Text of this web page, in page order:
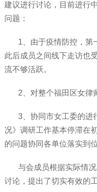
建议进行讨论，目前进行
问题：
1、由于疫情防控，第
此后成员之间线下走访也
流不够活跃。
2、对整个福田区女律
3、协同市女工委的进
况》调研工作基本停滞在
的问题协同各单位落实到位
与会成员根据实际情
讨论，提出了切实有效的